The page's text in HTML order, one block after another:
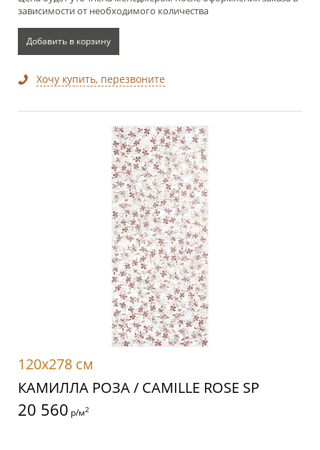
зависимости от необходимого количества
Добавить в корзину
Хочу купить, перезвоните
120x278 см
КАМИЛЛА РОЗА / CAMILLE ROSE SP
20 560 р/м2